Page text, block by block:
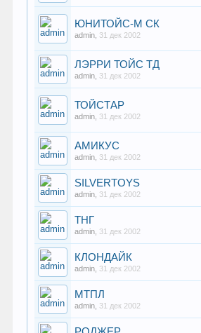
ЮНИТОЙС-М СК
admin 31 дек 2002
ЛЭРРИ ТОЙС ТД
admin 31 дек 2002
ТОЙСТАР
admin 31 дек 2002
АМИКУС
admin 31 дек 2002
SILVERTOYS
admin 31 дек 2002
ТНГ
admin 31 дек 2002
КЛОНДАЙК
admin 31 дек 2002
МТПЛ
admin 31 дек 2002